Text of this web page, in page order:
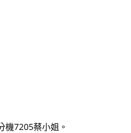
7205蔡小姐。